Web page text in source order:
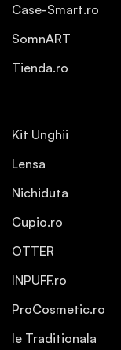
Case-Smart.ro
SomnART
Tienda.ro
Kit Unghii
Lensa
Nichiduta
Cupio.ro
OTTER
INPUFF.ro
ProCosmetic.ro
Ie Traditionala